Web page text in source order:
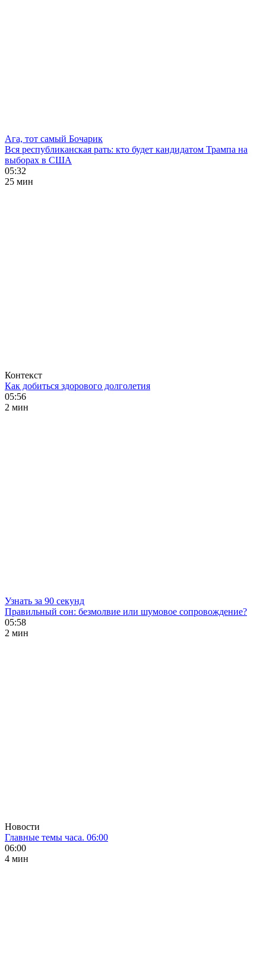
Ага, тот самый Бочарик
Вся республиканская рать: кто будет кандидатом Трампа на
выборах в США
05:32
25 мин
Контекст
Как добиться здорового долголетия
05:56
2 мин
Узнать за 90 секунд
Правильный сон: безмолвие или шумовое сопровождение?
05:58
2 мин
Новости
Главные темы часа. 06:00
06:00
4 мин